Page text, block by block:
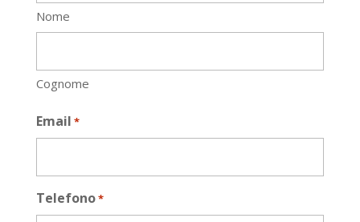
Nome
Cognome
Email *
Telefono*